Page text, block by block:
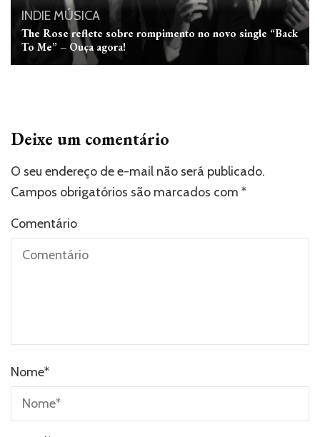
INDIE MÚSICA
The Rose reflete sobre rompimento no novo single “Back
To Me” – Ouça agora!
Deixe um comentário
O seu endereço de e-mail não será publicado.
Campos obrigatórios são marcados com *
Comentário
Nome*